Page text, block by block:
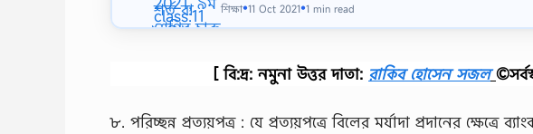
শিক্ষা●11 Oct 2021●1 min read
[ বি:দ্র: নমুনা উত্তর দাতা: রাকিব হোসেন সজল
৮. পরিচ্ছন্ন প্রত্যয়পত্র : যে প্রত্যয়পত্রে বিলের মর্যাদা প্রদানের ক্ষেত্রে